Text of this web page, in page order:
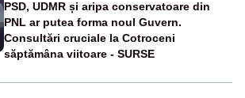
PSD, UDMR și aripa conservatoare din
PNL ar putea forma noul Guvern.
Consultări cruciale la Cotroceni
săptămâna viitoare - SURSE